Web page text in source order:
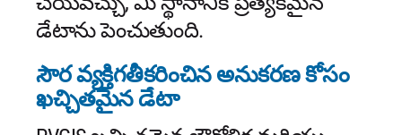
డేటాను పెంచుతుంది.
సౌర వ్యక్తిగతీకరించిన అనుకరణ కోసం
ఖచ్చితమైన డేటా